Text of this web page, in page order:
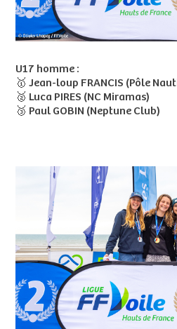
U17 homme :
🥇 Jean-loup FRANCIS (Pôle
🥈 Luca PIRES (NC Miramas)
🥉 Paul GOBIN (Neptune Club)